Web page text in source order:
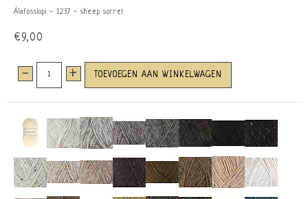
Álafosslopi - 1237 - sheep sorrel
€9,00
- + TOEVOEGEN AAN WINKELWAGEN